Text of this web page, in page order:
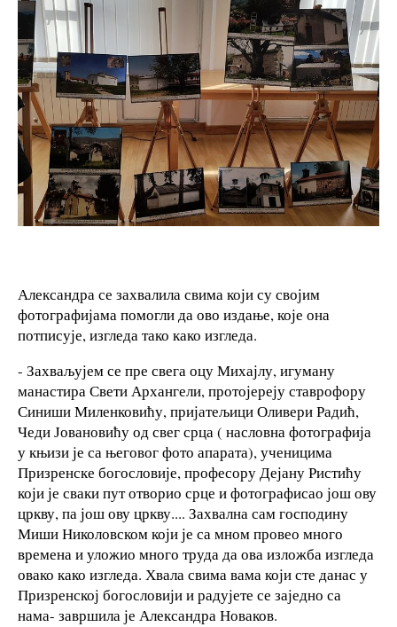
Александра се захвалила свима који су својим
фотографијама помогли да ово издање, које она
потписује, изгледа тако како изгледа.
- Захваљујем се пре свега оцу Михајлу, игуману
манастира Свети Архангели, протојереју ставрофору
Синиши Миленковићу, пријатељици Оливери Радић,
Чеди Јовановићу од свег срца ( насловна фотографија
у књизи је са његовог фото апарата), ученицима
Призренске богословије, професору Дејану Ристићу
који је сваки пут отворио срце и фотографисао још ову
цркву, па још ову цркву.... Захвална сам господину
Миши Николовском који је са мном провео много
времена и уложио много труда да ова изложба изгледа
овако како изгледа. Хвала свима вама који сте данас у
Призренској богословији и радујете се заједно са
нама- завршила је Александра Новаков.